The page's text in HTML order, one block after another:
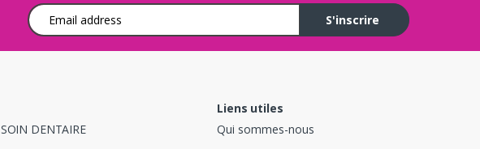
Adresse e-mail
S'inscrire
SOIN DENTAIRE
Liens utiles
Qui sommes-nous